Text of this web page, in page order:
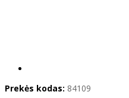
Prekės kodas: 84109